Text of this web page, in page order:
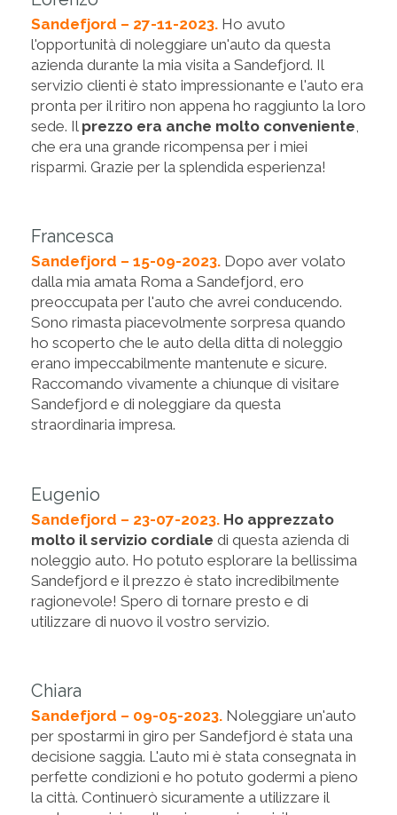
Sandefjord – 27-11-2023. Ho avuto
l'opportunità di noleggiare un'auto da questa
azienda durante la mia visita a Sandefjord. Il
servizio clienti è stato impressionante e l'auto era
pronta per il ritiro non appena ho raggiunto la loro
sede. Il prezzo era anche molto conveniente
che era una grande ricompensa per i miei
risparmi. Grazie per la splendida esperienza!
Francesca
Sandefjord – 15-09-2023. Dopo aver volato
dalla mia amata Roma a Sandefjord, ero
preoccupata per l'auto che avrei conducendo.
Sono rimasta piacevolmente sorpresa quando
ho scoperto che le auto della ditta di noleggio
erano impeccabilmente mantenute e sicure.
Raccomando vivamente a chiunque di visitare
Sandefjord e di noleggiare da questa
straordinaria impresa.
Eugenio
Sandefjord – 23-07-2023. Ho apprezzato
molto il servizio cordiale di questa azienda di
noleggio auto. Ho potuto esplorare la bellissima
Sandefjord e il prezzo è stato incredibilmente
ragionevole! Spero di tornare presto e di
utilizzare di nuovo il vostro servizio.
Chiara
Sandefjord – 09-05-2023. Noleggiare un'auto
per spostarmi in giro per Sandefjord è stata una
decisione saggia. L'auto mi è stata consegnata in
perfette condizioni e ho potuto godermi a pieno
la città. Continuerò sicuramente a utilizzare il